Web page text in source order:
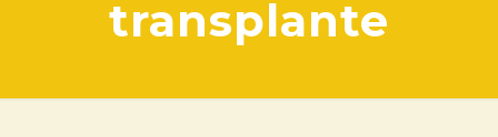
transplante